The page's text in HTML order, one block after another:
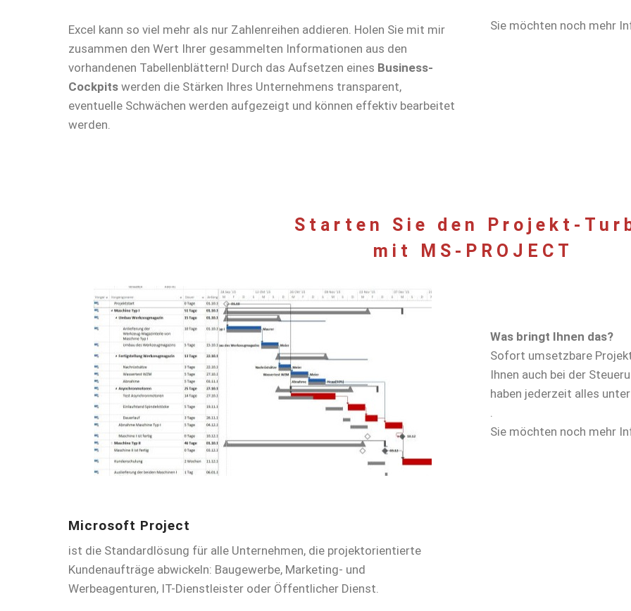
Excel kann so viel mehr als nur Zahlenreihen addieren. Holen Sie mit mir
zusammen den Wert Ihrer gesammelten Informationen aus den
vorhandenen Tabellenblättern! Durch das Aufsetzen eines Business-
Cockpits werden die Stärken Ihres Unternehmens transparent,
eventuelle Schwächen werden aufgezeigt und können effektiv bearbeitet
werden.
Sie möchten noch mehr
Starten Sie den Projekt-
mit MS-PROJECT
Microsoft Project
ist die Standardlösung für alle Unternehmen, die projektorientierte
Kundenaufträge abwickeln: Baugewerbe, Marketing- und
Werbeagenturen, IT-Dienstleister oder Öffentlicher Dienst.
Was bringt Ihnen das?
Sofort umsetzbare
Ihnen auch bei der
haben jederzeit alles
.
Sie möchten noch mehr